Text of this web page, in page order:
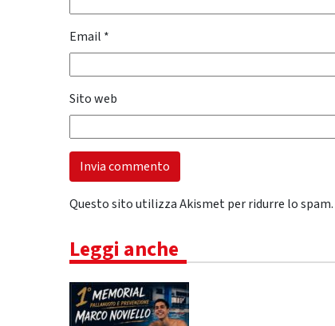
Email *
Sito web
Questo sito utilizza Akismet per ridurre lo spam.
Leggi anche